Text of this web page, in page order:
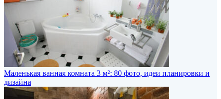
Маленькая ванная комната 3 м²: 80 фото, идеи планировки и
дизайна